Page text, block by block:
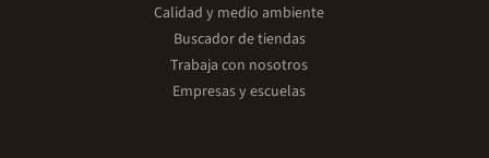
Calidad y medio ambiente
Buscador de tiendas
Trabaja con nosotros
Empresas y escuelas